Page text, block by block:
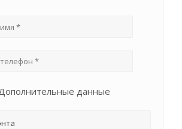
данные